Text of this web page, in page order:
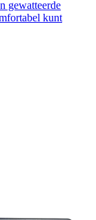
gewatteerde
kunt